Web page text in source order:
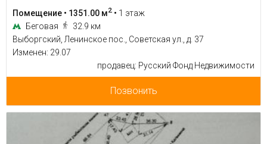
Помещение • 1351.00 м2 • 1 этаж
Беговая
32.9 км
Выборгский, Ленинское пос., Советская ул., д. 37
Изменен: 29.07
продавец: Русский Фонд Недвижимости
Позвонить